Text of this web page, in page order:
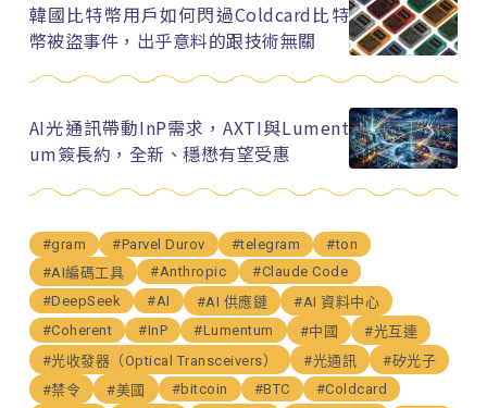
韓國比特幣用戶如何閃過Coldcard比特
幣被盜事件，出乎意料的跟技術無關
AI光通訊帶動InP需求，AXTI與Lument
um簽長約，全新、穩懋有望受惠
#gram #Parvel Durov #telegram
#ton
#AI編碼工具
#Anthropic
#Claude Code
#DeepSeek
#AI #AI 供應鏈
#AI 資料中心
#Coherent
#InP #Lumentum #中國
#光互連
#光收發器（Optical Transceivers）
#光通訊
#矽光子
#禁令
#美國 #bitcoin #BTC
#Coldcard